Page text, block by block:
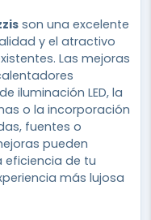
son una excelente
y el atractivo
Las mejoras
iluminación LED, la
o la incorporación
fuentes o
pueden
eficiencia de tu
más lujosa